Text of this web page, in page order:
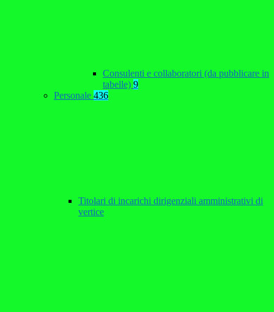
Consulenti e collaboratori (da pubblicare in
tabelle) 9
Personale 436
Titolari di incarichi dirigenziali amministrativi di
vertice